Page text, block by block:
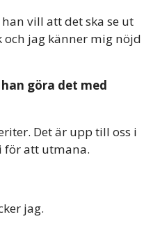
vill att det ska se ut
jag känner mig nöjd
göra det med
Det är upp till oss i
för att utmana.
jag.